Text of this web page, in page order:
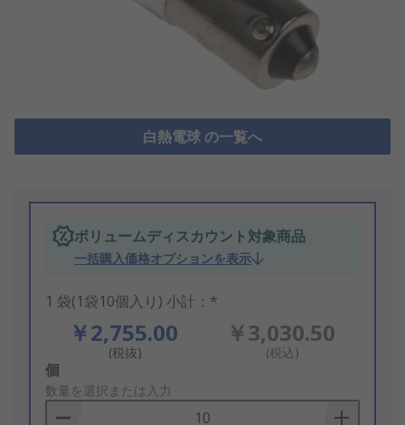
白熱電球 の一覧へ
ボリュームディスカウント対象商品
一括購入価格オプションを表示
1 袋(1袋10個入り) 小計：*
￥2,755.00
(税抜)
￥3,030.50
(税込)
Add
to
Basket
個
数量を選択または入力